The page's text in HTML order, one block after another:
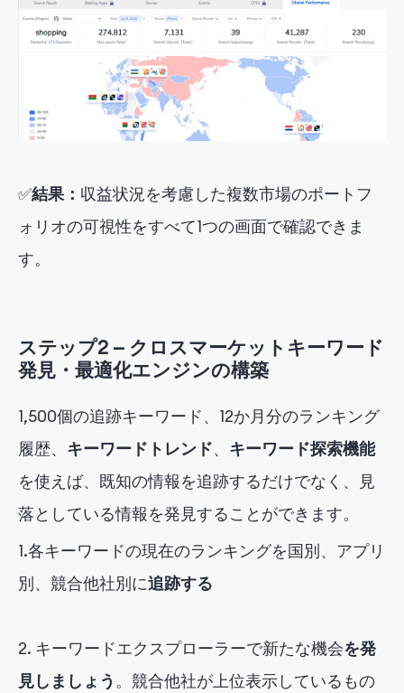
✅結果： 収益状況を考慮した複数市場のポートフ
ォリオの可視性をすべて1つの画面で確認できま
す。
ステップ2 — クロスマーケットキーワード
発見・最適化エンジンの構築
1,500個の追跡キーワード、12か月分のランキング
履歴、 キーワードトレンド、 キーワード探索機能
を使えば、既知の情報を追跡するだけでなく、見
落としている情報を発見することができます。
1.各キーワードの現在のランキングを国別、アプリ
別、競合他社別に追跡する
2. キーワードエクスプローラーで新たな機会を発
見しましょう 。競合他社が上位表示しているもの